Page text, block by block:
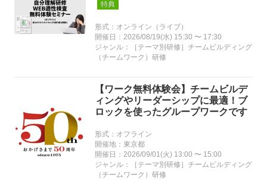
特典
形式：オンライン（ライブ）
開催日：2026/08/19(水) 15:30 〜 17:30
ジャンル：［テーマ別研修］チームビルディング
（チームワーク）研修
【ワーク無料体験会】チームビルデ
ィングやリーダーシップに最適！ブ
ロックを使ったグループワークです
形式：オフライン
開催地：東京都
開催日：2026/09/01(火) 13:00 〜 15:00
ジャンル：［テーマ別研修］チームビルディング
（チームワーク）研修